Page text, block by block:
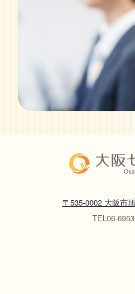
〒535-0002 大阪市
TEL06-